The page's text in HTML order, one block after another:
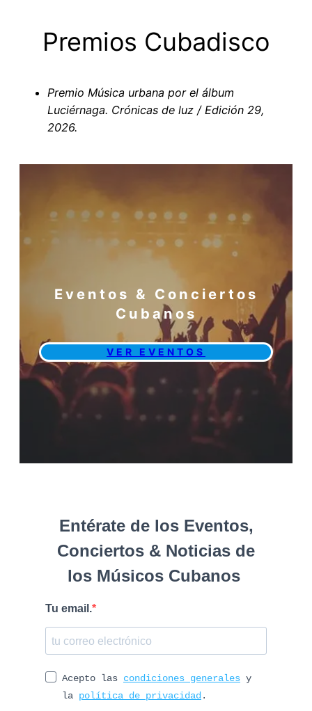
Premios Cubadisco
Premio Música urbana por el álbum
Luciérnaga. Crónicas de luz / Edición 29,
2026.
Eventos & Conciertos
Cubanos
VER EVENTOS
Entérate de los Eventos,
Conciertos & Noticias de
los Músicos Cubanos
Tu email.
Acepto las condiciones generales y
la política de privacidad.